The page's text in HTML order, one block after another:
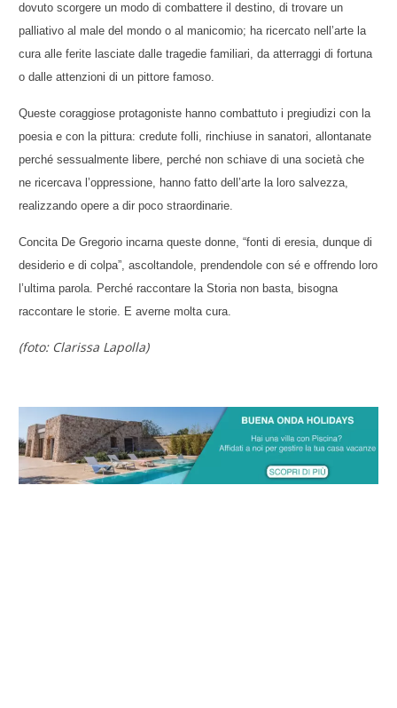
dovuto scorgere un modo di combattere il destino, di trovare un
palliativo al male del mondo o al manicomio; ha ricercato nell’arte la
cura alle ferite lasciate dalle tragedie familiari, da atterraggi di fortuna
o dalle attenzioni di un pittore famoso.
Queste coraggiose protagoniste hanno combattuto i pregiudizi con la
poesia e con la pittura: credute folli, rinchiuse in sanatori, allontanate
perché sessualmente libere, perché non schiave di una società che
ne ricercava l’oppressione, hanno fatto dell’arte la loro salvezza,
realizzando opere a dir poco straordinarie.
Concita De Gregorio incarna queste donne, “fonti di eresia, dunque di
desiderio e di colpa”, ascoltandole, prendendole con sé e offrendo loro
l’ultima parola. Perché raccontare la Storia non basta, bisogna
raccontare le storie. E averne molta cura.
(foto: Clarissa Lapolla)